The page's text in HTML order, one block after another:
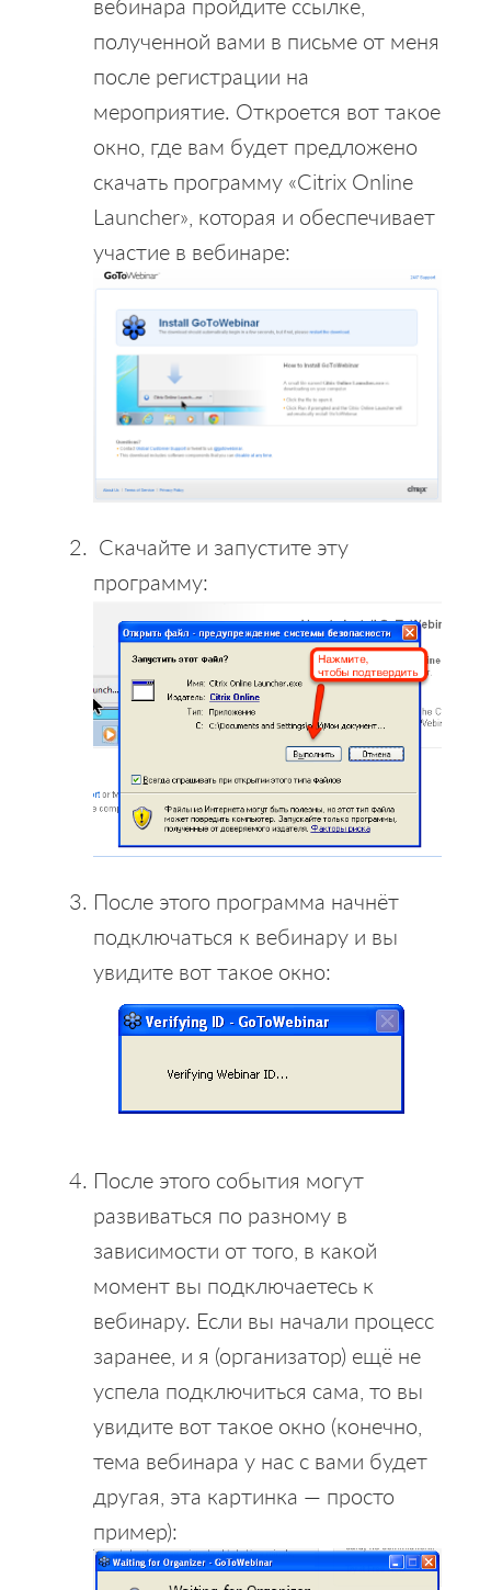
полученной вами в письме от меня
после регистрации на
мероприятие. Откроется вот такое
окно, где вам будет предложено
скачать программу «Citrix Online
Launcher», которая и обеспечивает
участие в вебинаре:
Скачайте и запустите эту
программу:
После этого программа начнёт
подключаться к вебинару и вы
увидите вот такое окно:
После этого события могут
развиваться по разному в
зависимости от того, в какой
момент вы подключаетесь к
вебинару. Если вы начали процесс
заранее, и я (организатор) ещё не
успела подключиться сама, то вы
увидите вот такое окно (конечно,
тема вебинара у нас с вами будет
другая, эта картинка — просто
пример):